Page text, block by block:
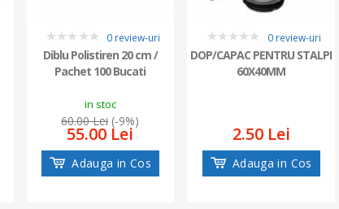
0
0 review-uri
Diblu Polistiren 20 cm /
Pachet 100 Bucati
in stoc
60.00 Lei(-9%)
55.00 Lei
Adauga in Cos
0
0 review-uri
DOP/CAPAC PENTRU STALPI
60X40MM
2.50 Lei
Adauga in Cos